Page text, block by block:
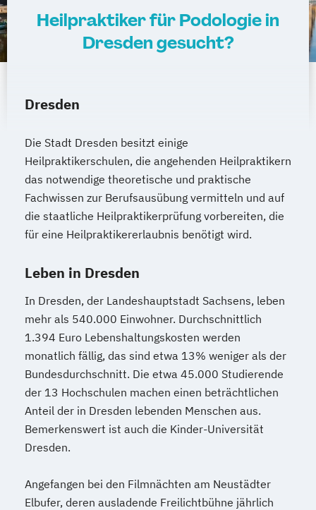
Heilpraktiker für Podologie in
Dresden gesucht?
Dresden
Die Stadt Dresden besitzt einige
Heilpraktikerschulen, die angehenden Heilpraktikern
das notwendige theoretische und praktische
Fachwissen zur Berufsausübung vermitteln und auf
die staatliche Heilpraktikerprüfung vorbereiten, die
für eine Heilpraktikererlaubnis benötigt wird.
Leben in Dresden
In Dresden, der Landeshauptstadt Sachsens, leben
mehr als 540.000 Einwohner. Durchschnittlich
1.394 Euro Lebenshaltungskosten werden
monatlich fällig, das sind etwa 13% weniger als der
Bundesdurchschnitt. Die etwa 45.000 Studierende
der 13 Hochschulen machen einen beträchtlichen
Anteil der in Dresden lebenden Menschen aus.
Bemerkenswert ist auch die Kinder-Universität
Dresden.
Angefangen bei den Filmnächten am Neustädter
Elbufer, deren ausladende Freilichtbühne jährlich